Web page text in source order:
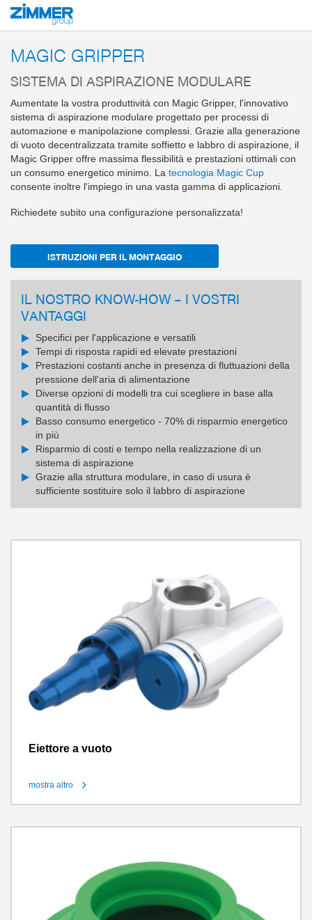
Inizio Prodotti
MAGIC GRIPPER
SISTEMA DI ASPIRAZIONE MODULARE
Aumentate la vostra produttività con Magic Gripper, l'innovativo
sistema di aspirazione modulare progettato per processi di
automazione e manipolazione complessi. Grazie alla generazione
di vuoto decentralizzata tramite soffietto e labbro di aspirazione, il
Magic Gripper offre massima flessibilità e prestazioni ottimali con
un consumo energetico minimo. La tecnologia Magic Cup
consente inoltre l'impiego in una vasta gamma di applicazioni.
Richiedete subito una configurazione personalizzata!
ISTRUZIONI PER IL MONTAGGIO
IL NOSTRO KNOW-HOW – I VOSTRI
VANTAGGI
Specifici per l'applicazione e versatili
Tempi di risposta rapidi ed elevate prestazioni
Prestazioni costanti anche in presenza di fluttuazioni della
pressione dell'aria di alimentazione
Diverse opzioni di modelli tra cui scegliere in base alla
quantità di flusso
Basso consumo energetico - 70% di risparmio energetico
in più
Risparmio di costi e tempo nella realizzazione di un
sistema di aspirazione
Grazie alla struttura modulare, in caso di usura è
sufficiente sostituire solo il labbro di aspirazione
Eiettore a vuoto
mostra altro